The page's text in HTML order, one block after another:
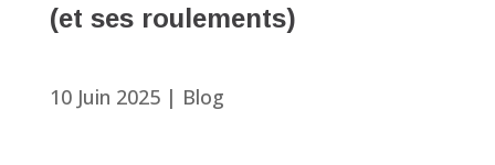
(et ses roulements)
10 Juin 2025| Blog